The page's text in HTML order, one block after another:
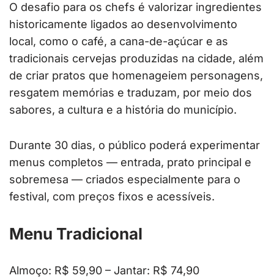
O desafio para os chefs é valorizar ingredientes
historicamente ligados ao desenvolvimento
local, como o café, a cana-de-açúcar e as
tradicionais cervejas produzidas na cidade, além
de criar pratos que homenageiem personagens,
resgatem memórias e traduzam, por meio dos
sabores, a cultura e a história do município.
Durante 30 dias, o público poderá experimentar
menus completos — entrada, prato principal e
sobremesa — criados especialmente para o
festival, com preços fixos e acessíveis.
Menu Tradicional
Almoço: R$ 59,90 – Jantar: R$ 74,90